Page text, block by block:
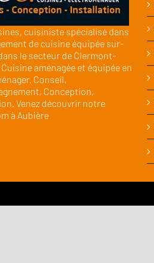
cuisiniste spécialisé dans
de cuisine équipée sur-
le secteur de Clermont-
aménagée et équipée en
Conseil,
Conception,
Venez découvrir notre
à Aubière